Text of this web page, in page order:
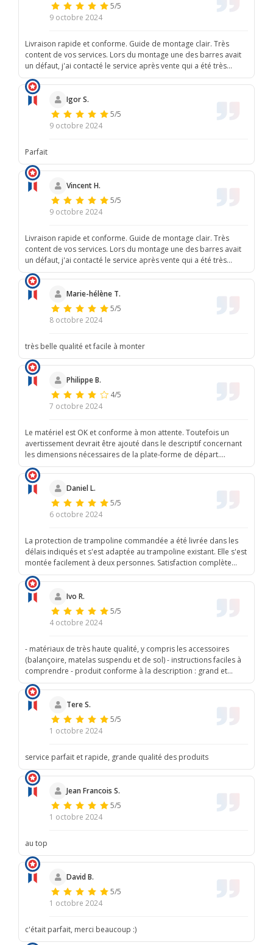
5/5
9 octobre 2024
Livraison rapide et conforme. Guide de montage clair. Très
content de vos services. Lors du montage une des barres avait
un défaut, j'ai contacté le service après vente qui a été très
réactifs et m'as renvoyé une pièce de remplacement qui est
partie en livraison le jour même. Un plaisir d'avoir affaires à des
gens professionnels et compétents.
Igor S.
5/5
9 octobre 2024
Parfait
Vincent H.
5/5
9 octobre 2024
Livraison rapide et conforme. Guide de montage clair. Très
content de vos services. Lors du montage une des barres avait
un défaut, j'ai contacté le service après vente qui a été très
réactifs et m'as renvoyé une pièce de remplacement qui est
partie en livraison le jour même. Un plaisir d'avoir affaires à des
gens professionnels et compétents.
Marie-hélène T.
5/5
8 octobre 2024
très belle qualité et facile à monter
Philippe B.
4/5
7 octobre 2024
Le matériel est OK et conforme à mon attente. Toutefois un
avertissement devrait être ajouté dans le descriptif concernant
les dimensions nécessaires de la plate-forme de départ.
Notamment la hauteur. Il serait aussi judicieux de préciser que
l'utilisation d'un harnais pour les plus jeunes utilisateurs est
conseillé.
Daniel L.
5/5
6 octobre 2024
La protection de trampoline commandée a été livrée dans les
délais indiqués et s'est adaptée au trampoline existant. Elle s'est
montée facilement à deux personnes. Satisfaction complète
pour cet achat . Il faut voir la longévité du produit dans le temps
.
Ivo R.
5/5
4 octobre 2024
- matériaux de très haute qualité, y compris les accessoires
(balançoire, matelas suspendu et de sol) - instructions faciles à
comprendre - produit conforme à la description : grand et
stable
Tere S.
5/5
1 octobre 2024
service parfait et rapide, grande qualité des produits
Jean Francois S.
5/5
1 octobre 2024
au top
David B.
5/5
1 octobre 2024
c'était parfait, merci beaucoup :)